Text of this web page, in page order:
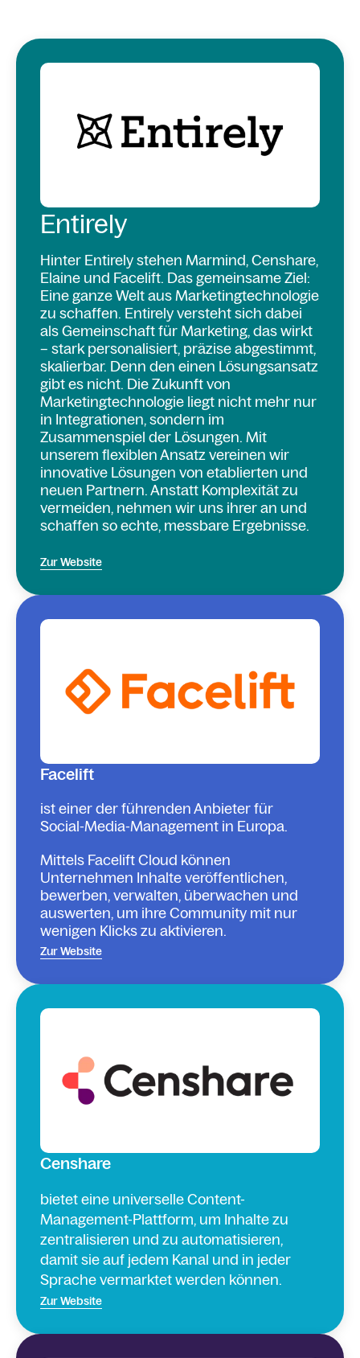
Entirely
Hinter Entirely stehen Marmind, Censhare,
Elaine und Facelift. Das gemeinsame Ziel:
Eine ganze Welt aus Marketingtechnologie
zu schaffen. Entirely versteht sich dabei
als Gemeinschaft für Marketing, das wirkt
– stark personalisiert, präzise abgestimmt,
skalierbar. Denn den einen Lösungsansatz
gibt es nicht. Die Zukunft von
Marketingtechnologie liegt nicht mehr nur
in Integrationen, sondern im
Zusammenspiel der Lösungen. Mit
unserem flexiblen Ansatz vereinen wir
innovative Lösungen von etablierten und
neuen Partnern. Anstatt Komplexität zu
vermeiden, nehmen wir uns ihrer an und
schaffen so echte, messbare Ergebnisse.
Zur Website
Facelift
ist einer der führenden Anbieter für
Social-Media-Management in Europa.
Mittels Facelift Cloud können
Unternehmen Inhalte veröffentlichen,
bewerben, verwalten, überwachen und
auswerten, um ihre Community mit nur
wenigen Klicks zu aktivieren.
Zur Website
Censhare
bietet eine universelle Content-
Management-Plattform, um Inhalte zu
zentralisieren und zu automatisieren,
damit sie auf jedem Kanal und in jeder
Sprache vermarktet werden können.
Zur Website